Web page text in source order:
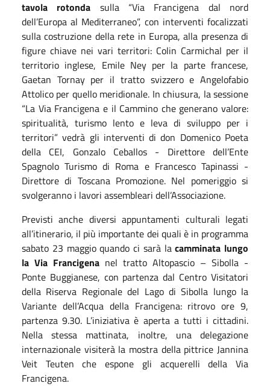
tavola rotonda sulla “Via Francigena dal nord
dell’Europa al Mediterraneo”, con interventi focalizzati
sulla costruzione della rete in Europa, alla presenza di
figure chiave nei vari territori: Colin Carmichal per il
territorio inglese, Emile Ney per la parte francese,
Gaetan Tornay per il tratto svizzero e Angelofabio
Attolico per quello meridionale. In chiusura, la sessione
“La Via Francigena e il Cammino che generano valore:
spiritualità, turismo lento e leva di sviluppo per i
territori” vedrà gli interventi di don Domenico Poeta
della CEI, Gonzalo Ceballos - Direttore dell’Ente
Spagnolo Turismo di Roma e Francesco Tapinassi -
Direttore di Toscana Promozione. Nel pomeriggio si
svolgeranno i lavori assembleari dell’Associazione.
Previsti anche diversi appuntamenti culturali legati
all’itinerario, il più importante dei quali è in programma
sabato 23 maggio quando ci sarà lacamminata lungo
la Via Francigena nel tratto Altopascio – Sibolla -
Ponte Buggianese, con partenza dal Centro Visitatori
della Riserva Regionale del Lago di Sibolla lungo la
Variante dell’Acqua della Francigena: ritrovo ore 9,
partenza 9.30. L’iniziativa è aperta a tutti i cittadini.
Nella stessa mattinata, inoltre, una delegazione
internazionale visiterà la mostra della pittrice Jannina
Veit Teuten che espone gli acquerelli della Via
Francigena.